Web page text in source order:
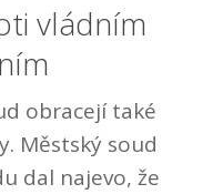
vládním
obracejí také
Městský soud
dal najevo, že